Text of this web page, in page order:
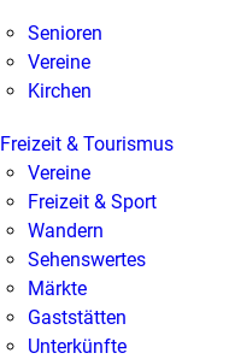
Senioren
Vereine
Kirchen
Freizeit & Tourismus
Vereine
Freizeit & Sport
Wandern
Sehenswertes
Märkte
Gaststätten
Unterkünfte